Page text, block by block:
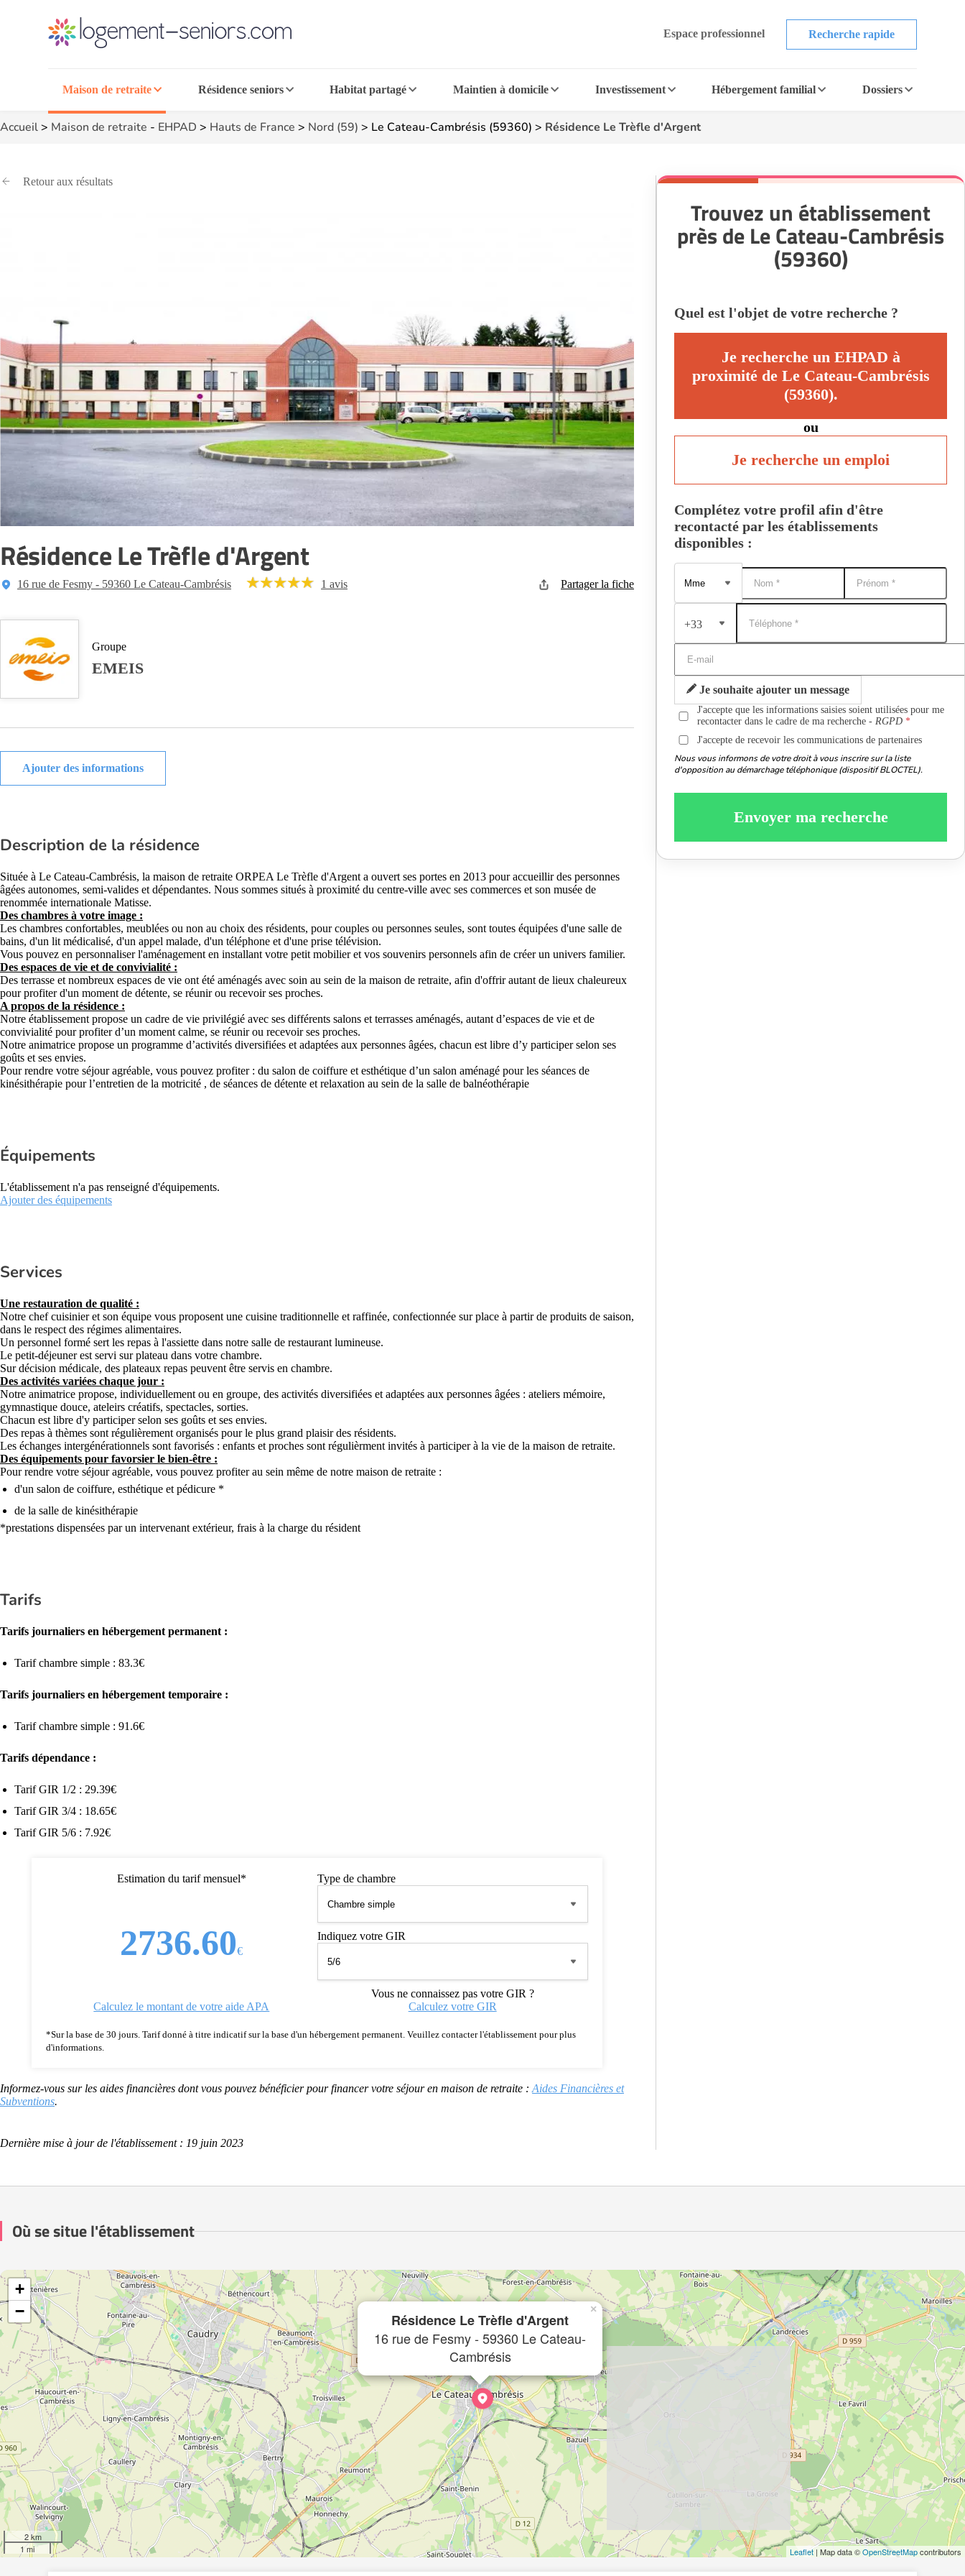
Espace professionnel Recherche rapide
Maison de retraite Résidence seniors Habitat partagé Maintien à domicile Investissement Hébergement familial Dossiers
Accueil> Maison de retraite - EHPAD > Hauts de France > Nord (59) > Le Cateau-Cambrésis (59360) > Résidence Le Trèfle d'Argent
Retour aux résultats
Résidence Le Trèfle d'Argent
16 rue de Fesmy - 59360 Le Cateau-Cambrésis 1 avis Partager la fiche
Groupe
EMEIS
Ajouter des informations
Description de la résidence
Située à Le Cateau-Cambrésis, la maison de retraite ORPEA Le Trèfle d'Argent a ouvert ses portes en 2013 pour accueillir des personnes
âgées autonomes, semi-valides et dépendantes. Nous sommes situés à proximité du centre-ville avec ses commerces et son musée de
renommée internationale Matisse.
Des chambres à votre image :
Les chambres confortables, meublées ou non au choix des résidents, pour couples ou personnes seules, sont toutes équipées d'une salle de
bains, d'un lit médicalisé, d'un appel malade, d'un téléphone et d'une prise télévision.
Vous pouvez en personnaliser l'aménagement en installant votre petit mobilier et vos souvenirs personnels afin de créer un univers familier.
Des espaces de vie et de convivialité :
Des terrasse et nombreux espaces de vie ont été aménagés avec soin au sein de la maison de retraite, afin d'offrir autant de lieux chaleureux
pour profiter d'un moment de détente, se réunir ou recevoir ses proches.
A propos de la résidence :
Notre établissement propose un cadre de vie privilégié avec ses différents salons et terrasses aménagés, autant d’espaces de vie et de
convivialité pour profiter d’un moment calme, se réunir ou recevoir ses proches.
Notre animatrice propose un programme d’activités diversifiées et adaptées aux personnes âgées, chacun est libre d’y participer selon ses
goûts et ses envies.
Pour rendre votre séjour agréable, vous pouvez profiter : du salon de coiffure et esthétique d’un salon aménagé pour les séances de
kinésithérapie pour l’entretien de la motricité , de séances de détente et relaxation au sein de la salle de balnéothérapie
Équipements
L'établissement n'a pas renseigné d'équipements.
Ajouter des équipements
Services
Une restauration de qualité :
Notre chef cuisinier et son équipe vous proposent une cuisine traditionnelle et raffinée, confectionnée sur place à partir de produits de saison,
dans le respect des régimes alimentaires.
Un personnel formé sert les repas à l'assiette dans notre salle de restaurant lumineuse.
Le petit-déjeuner est servi sur plateau dans votre chambre.
Sur décision médicale, des plateaux repas peuvent être servis en chambre.
Des activités variées chaque jour :
Notre animatrice propose, individuellement ou en groupe, des activités diversifiées et adaptées aux personnes âgées : ateliers mémoire,
gymnastique douce, ateleirs créatifs, spectacles, sorties.
Chacun est libre d'y participer selon ses goûts et ses envies.
Des repas à thèmes sont régulièrement organisés pour le plus grand plaisir des résidents.
Les échanges intergénérationnels sont favorisés : enfants et proches sont régulièrment invités à participer à la vie de la maison de retraite.
Des équipements pour favorsier le bien-être :
Pour rendre votre séjour agréable, vous pouvez profiter au sein même de notre maison de retraite :
d'un salon de coiffure, esthétique et pédicure *
de la salle de kinésithérapie
*prestations dispensées par un intervenant extérieur, frais à la charge du résident
Tarifs
Tarifs journaliers en hébergement permanent :
Tarif chambre simple : 83.3€
Tarifs journaliers en hébergement temporaire :
Tarif chambre simple : 91.6€
Tarifs dépendance :
Tarif GIR 1/2 : 29.39€
Tarif GIR 3/4 : 18.65€
Tarif GIR 5/6 : 7.92€
Estimation du tarif mensuel*
2736.60€
Calculez le montant de votre aide APA
Type de chambre
Indiquez votre GIR
Vous ne connaissez pas votre GIR ?
Calculez votre GIR
*Sur la base de 30 jours. Tarif donné à titre indicatif sur la base d'un hébergement permanent. Veuillez contacter l'établissement pour plus
d'informations.
Informez-vous sur les aides financières dont vous pouvez bénéficier pour financer votre séjour en maison de retraite : Aides Financières et
Subventions.
Dernière mise à jour de l'établissement : 19 juin 2023
Trouvez un établissement
près de Le Cateau-Cambrésis
(59360)
Quel est l'objet de votre recherche ?
Je recherche un EHPAD à
proximité de Le Cateau-Cambrésis
(59360).
ou
Je recherche un emploi
Complétez votre profil afin d'être
recontacté par les établissements
disponibles :
+33
Je souhaite ajouter un message
J'accepte que les informations saisies soient utilisées pour me
recontacter dans le cadre de ma recherche -RGPD
J'accepte de recevoir les communications de partenaires
Nous vous informons de votre droit à vous inscrire sur la liste
d'opposition au démarchage téléphonique (dispositif BLOCTEL).
Envoyer ma recherche
Où se situe l'établissement
Résidence Le Trèfle d'Argent
16 rue de Fesmy - 59360 Le Cateau-
Cambrésis
×
+
−
2 km
1 mi
Leaflet | Map data ©OpenStreetMapcontributors